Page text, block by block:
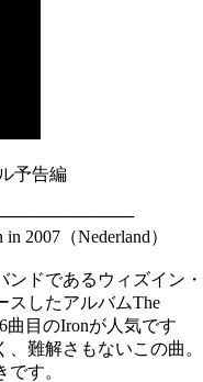
予告編
2007（Nederland）
ドであるウィズイン・
スしたアルバムThe
曲目のIronが人気です
難解さもないこの曲。
す。